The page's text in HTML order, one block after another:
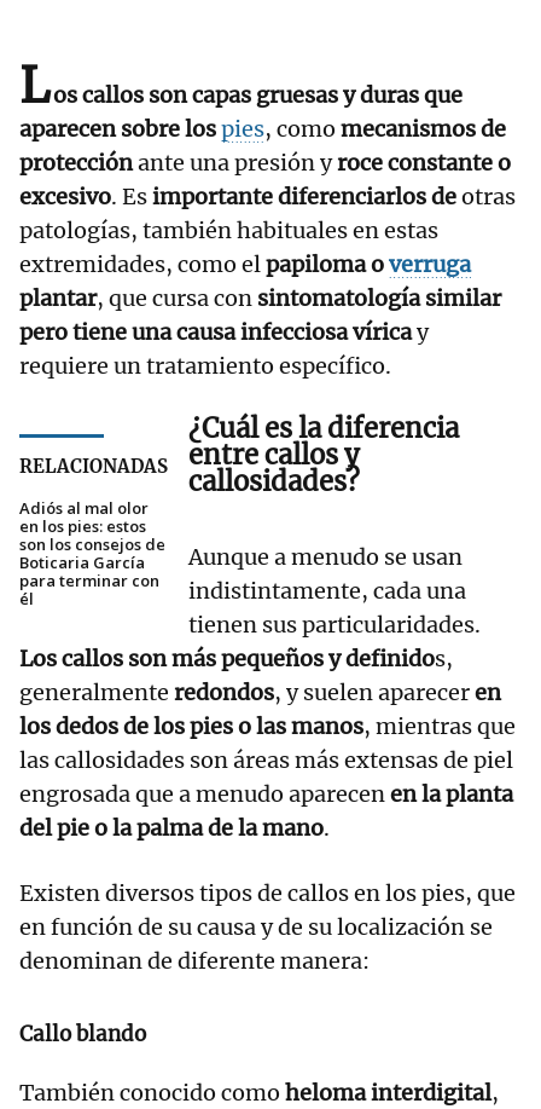
Los callos son capas gruesas y duras que
aparecen sobre lospies, como mecanismos de
protecciónante una presión yroce constante o
excesivo. Esimportante diferenciarlos deotras
patologías, también habituales en estas
extremidades, como elpapiloma overruga
plantar, que cursa con sintomatología similar
pero tiene una causa infecciosa víricay
requiere un tratamiento específico.
RELACIONADAS
Adiós al mal olor
en los pies: estos
son los consejos de
Boticaria García
para terminar con
él
¿Cuál es la diferencia
entre callos y
callosidades?
Aunque a menudo se usan
indistintamente, cada una
tienen sus particularidades.
Los callos son más pequeños y definidos,
generalmente redondos, y suelen apareceren
los dedos de los pies o las manos, mientras que
las callosidades son áreas más extensas de piel
engrosada que a menudo aparecenen la planta
del pie o la palma de la mano.
Existen diversos tipos de callos en los pies, que
en función de su causa y de su localización se
denominan de diferente manera:
Callo blando
También conocido como heloma interdigital,